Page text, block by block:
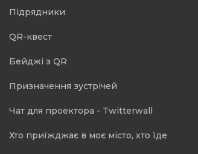
Підрядники
QR-квест
Бейджі з QR
Призначення зустрічей
Чат для проектора - Twitterwall
Хто приїжджає в моє місто, хто їде